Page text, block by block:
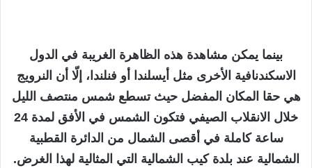
بينما يمكن مشاهدة هذه الظاهرة الغريبة في الدول
الاسكندنافية الأخرى مثل أيسلندا أو فنلندا، إلّا أن النرويج
هي حقا المكان المفضل حيث تسطع شمس منتصف الليل
خلال الانقلاب الصيفي فتكون الشمس في الأفق لمدة 24
ساعة كاملة في أقصى الشمال من الدائرة القطبية
الشمالية عند بلدة كيب الشمالية التي المثالية لهذا الغرض.